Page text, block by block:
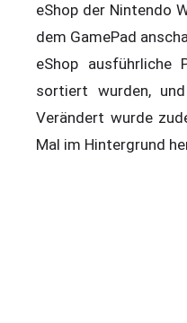
eShop der Nintendo
dem GamePad
eShop ausführliche
sortiert wurden, und
Verändert wurde
Mal im Hintergrund